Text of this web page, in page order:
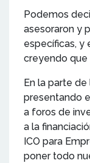
Podemos
asesoraron y
específicas, y
creyendo que
En la parte
presentando
a foros de
a la
ICO para
poner todo